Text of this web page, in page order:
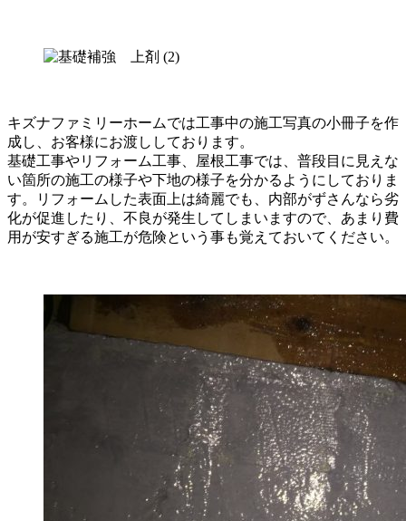
キズナファミリーホームでは工事中の施工写真の小冊子を作
成し、お客様にお渡ししております。
基礎工事やリフォーム工事、屋根工事では、普段目に見えな
い箇所の施工の様子や下地の様子を分かるようにしておりま
す。リフォームした表面上は綺麗でも、内部がずさんなら劣
化が促進したり、不良が発生してしまいますので、あまり費
用が安すぎる施工が危険という事も覚えておいてください。